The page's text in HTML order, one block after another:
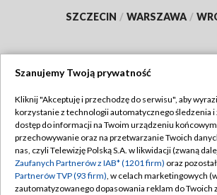
SZCZECIN / WARSZAWA /
TVP
Abonament TVP
Emisja w TVP
Centrum informacji TVP
Regulamin TVP
Polityka prywatności
Moje zgody
Szanujemy Twoją prywatność
Kliknij "Akceptuję i przechodzę do serwisu", aby
korzystanie z technologii automatycznego śledzenia i
dostęp do informacji na Twoim urządzeniu
przechowywanie oraz na przetwarzanie Twoich
nas, czyli Telewizję Polską S.A. w likwidacji (zwaną
Zaufanych Partnerów z IAB* (1201 firm) oraz
Partnerów TVP (93 firm), w celach marketingowych
zautomatyzowanego dopasowania reklam do Twoich